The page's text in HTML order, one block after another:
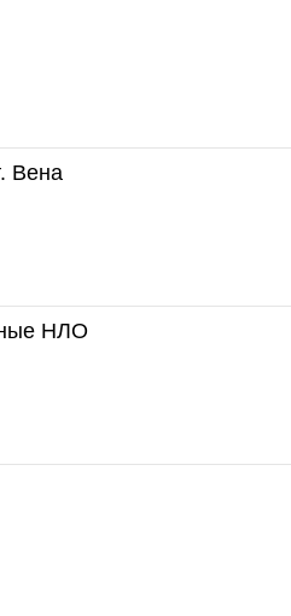
Вена
НЛО